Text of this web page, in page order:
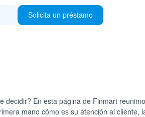
Solicita un préstamo
En esta página de Finmart
mano cómo es su atención al